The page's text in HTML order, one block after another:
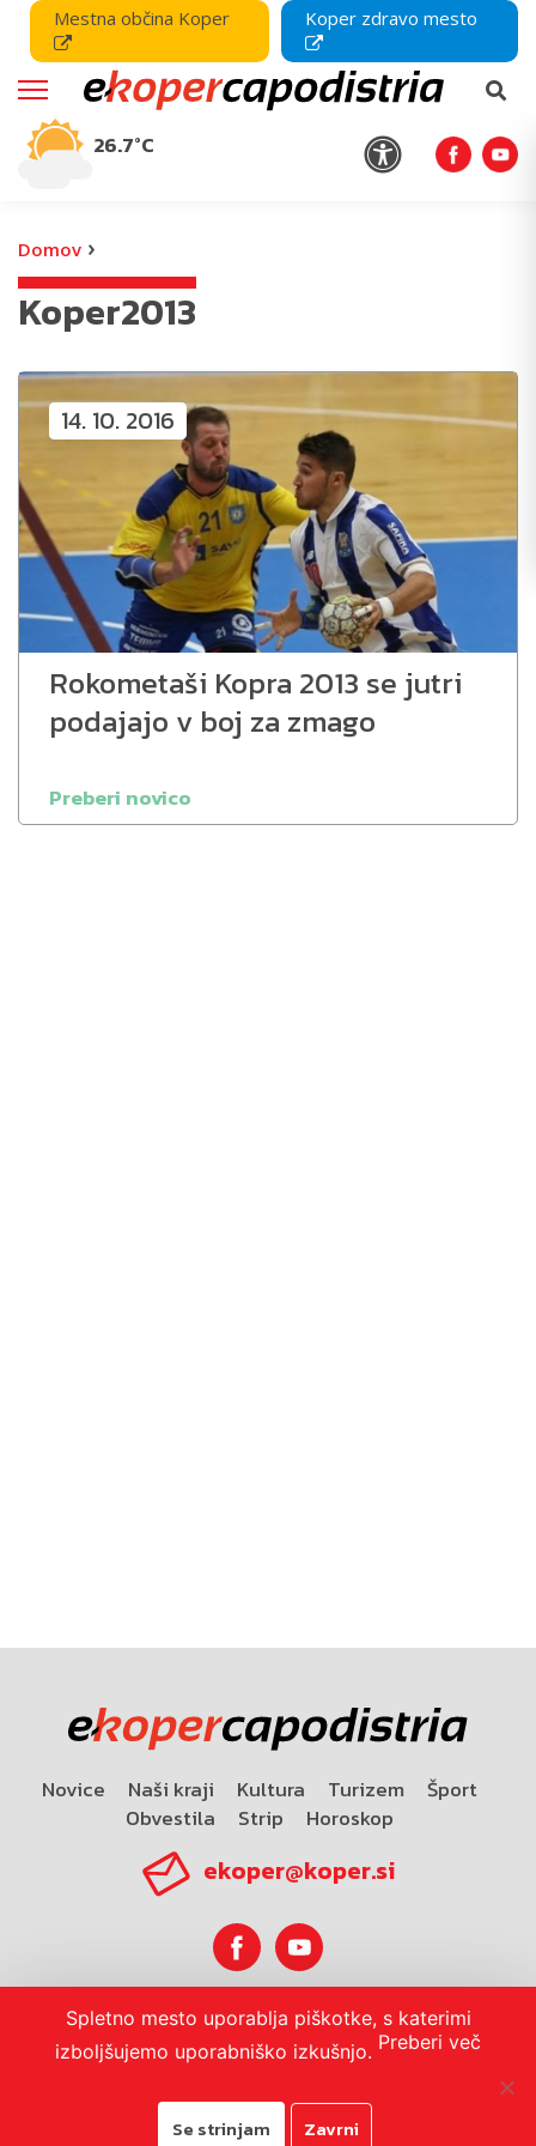
Mestna občina Koper Koper zdravo mesto
26.7°C
Domov ›
Koper2013
14. 10. 2016
Rokometaši Kopra 2013 se jutri
podajajo v boj za zmago
Preberi novico
Novice Naši kraji Kultura Turizem
Šport
Obvestila
Strip Horoskop
ekoper@koper.si
Horoskop
Spletno mesto uporablja piškotke, s katerimi
izboljšujemo uporabniško izkušnjo. Preberi več
Se strinjam Zavrni